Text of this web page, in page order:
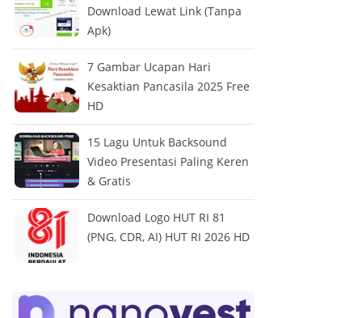
Download Lewat Link (Tanpa
Apk)
7 Gambar Ucapan Hari
Kesaktian Pancasila 2025 Free
HD
15 Lagu Untuk Backsound
Video Presentasi Paling Keren
& Gratis
Download Logo HUT RI 81
(PNG, CDR, AI) HUT RI 2026 HD